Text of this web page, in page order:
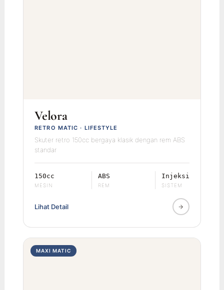
Velora
RETRO MATIC · LIFESTYLE
Skuter retro 150cc bergaya klasik dengan rem ABS
standar
150cc
MESIN
ABS
REM
Injeksi
SISTEM
Lihat Detail
MAXI MATIC